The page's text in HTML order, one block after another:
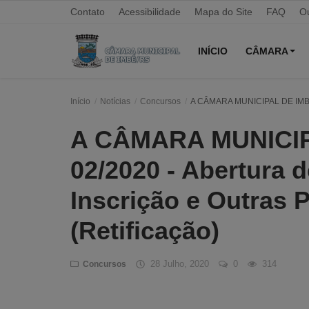
Contato Acessibilidade Mapa do Site FAQ
INÍCIO CÂMARA
Início Notícias Concursos A CÂMARA MUNICIPAL DE
A CÂMARA
02/2020 - Abertura
Inscrição e Outras
(Retificação)
Concursos 28 Julho, 2020 0 314